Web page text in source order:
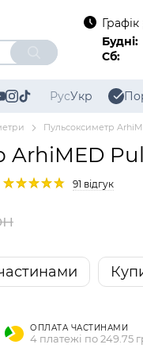
Будні:
Сб:
РусУкр
Пульсоксиметр
ArhiMED
91 відгук
ОПЛАТА ЧАСТИНАМИ
4 платежі по 249.75